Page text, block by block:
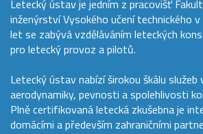
Letecký ústav je jedním z pracovišť
inženýrství Vysokého učení technického
let se zabývá vzděláváním leteckých
pro letecký provoz a pilotů.
Letecký ústav nabízí širokou škálu služeb
aerodynamiky, pevnosti a spolehlivosti
Plně certifikovaná letecká zkušebna je
domácími a především zahraničními